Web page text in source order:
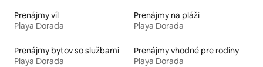
Prenájmy víl
Playa Dorada
Prenájmy na pláži
Playa Dorada
Prenájmy bytov so službami
Playa Dorada
Prenájmy vhodné pre rodiny
Playa Dorada